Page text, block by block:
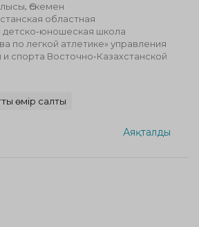
Өскемен
областная
детско-юношеская школа
по легкой атлетике» управления
и спорта Восточно-Казахстанской
өмір салты
Аяқталды